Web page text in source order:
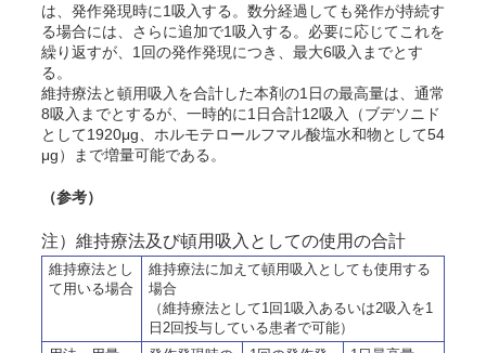
は、発作発現時に1吸入する。数分経過しても発作が持続す
る場合には、さらに追加で1吸入する。必要に応じてこれを
繰り返すが、1回の発作発現につき、最大6吸入までとす
る。
維持療法と頓用吸入を合計した本剤の1日の最高量は、通常
8吸入までとするが、一時的に1日合計12吸入（ブデソニド
として1920μg、ホルモテロールフマル酸塩水和物として54
μg）まで増量可能である。
（参考）
注）維持療法及び頓用吸入としての使用の合計
維持療法とし
て用いる場合
維持療法に加えて頓用吸入としても使用する
場合
（維持療法として1回1吸入あるいは2吸入を1
日2回投与している患者で可能）